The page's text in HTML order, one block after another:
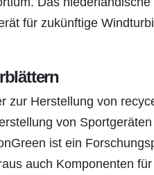
für zukünftige
zur Herstellung von
von
ist ein
auch Komponenten